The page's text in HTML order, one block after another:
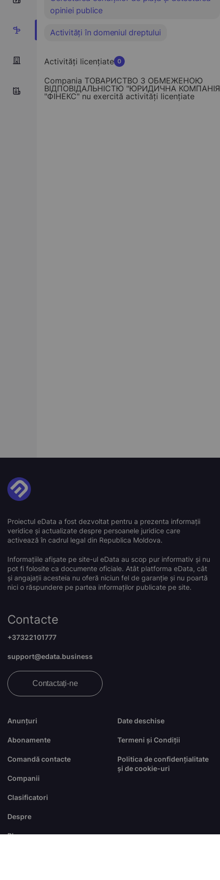
4
opiniei publice
Activități în domeniul dreptului
Activități licențiate 0
Compania ТОВАРИСТВО З ОБМЕЖЕНОЮ
ВІДПОВІДАЛЬНІСТЮ "ЮРИДИЧНА КОМПАНІЯ
"ФІНЕКС" nu exercită activități licențiate
Proiectul eData a fost dezvoltat pentru a prezenta informații
veridice și actualizate despre persoanele juridice care
activează în cadrul legal din Republica Moldova.
Informațiile afișate pe site-ul eData au scop pur informativ și nu
pot fi folosite ca documente oficiale. Atât platforma eData, cât
și angajații acesteia nu oferă niciun fel de garanție și nu poartă
nici o răspundere pe partea informaților publicate pe site.
Anunțuri
Abonamente
Comandă contacte
Companii
Clasificatori
Despre
Blog
Date deschise
Termeni și Condiții
Politica de confidențialitate
și de cookie-uri
Contacte
+37322101777
support@edata.business
Contactați-ne